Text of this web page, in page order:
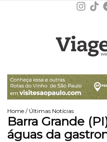
Home / Últimas Notícias
Barra Grande
águas da